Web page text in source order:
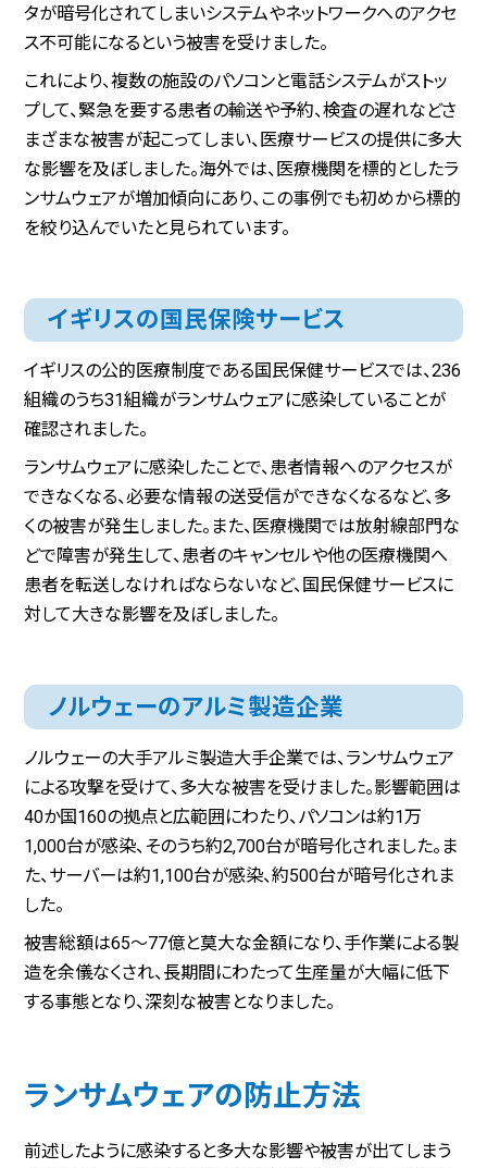
タが暗号化されてしまいシステムやネットワークへのアクセ
ス不可能になるという被害を受けました。
これにより、複数の施設のパソコンと電話システムがストッ
プして、緊急を要する患者の輸送や予約、検査の遅れなどさ
まざまな被害が起こってしまい、医療サービスの提供に多大
な影響を及ぼしました。海外では、医療機関を標的としたラ
ンサムウェアが増加傾向にあり、この事例でも初めから標的
を絞り込んでいたと見られています。
イギリスの国民保険サービス
イギリスの公的医療制度である国民保健サービスでは、236
組織のうち31組織がランサムウェアに感染していることが
確認されました。
ランサムウェアに感染したことで、患者情報へのアクセスが
できなくなる、必要な情報の送受信ができなくなるなど、多
くの被害が発生しました。また、医療機関では放射線部門な
どで障害が発生して、患者のキャンセルや他の医療機関へ
患者を転送しなければならないなど、国民保健サービスに
対して大きな影響を及ぼしました。
ノルウェーのアルミ製造企業
ノルウェーの大手アルミ製造大手企業では、ランサムウェア
による攻撃を受けて、多大な被害を受けました。影響範囲は
40か国160の拠点と広範囲にわたり、パソコンは約1万
1,000台が感染、そのうち約2,700台が暗号化されました。ま
た、サーバーは約1,100台が感染、約500台が暗号化されま
した。
被害総額は65～77億と莫大な金額になり、手作業による製
造を余儀なくされ、長期間にわたって生産量が大幅に低下
する事態となり、深刻な被害となりました。
ランサムウェアの防止方法
前述したように感染すると多大な影響や被害が出てしまう